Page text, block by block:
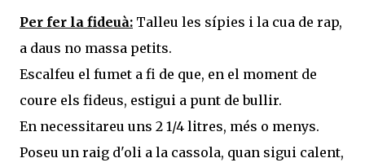
Per fer la fideuà: Talleu les sípies i la cua de rap,
a daus no massa petits.
Escalfeu el fumet a fi de que, en el moment de
coure els fideus, estigui a punt de bullir.
En necessitareu uns 2 1/4 litres, més o menys.
Poseu un raig d'oli a la cassola, quan sigui calent,